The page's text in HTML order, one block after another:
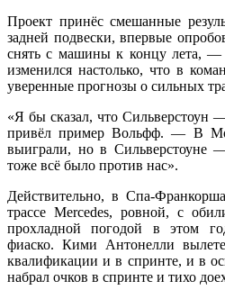
Проект принёс смешанные
задней подвески, впервые
снять с машины к концу лета, —
изменился настолько, что в
уверенные прогнозы о сильных
«Я бы сказал, что Сильверстоун
привёл пример Вольфф. — В
выиграли, но в Сильверстоуне
тоже всё было против нас».
Действительно, в Спа-
трассе Mercedes, ровной, с
прохладной погодой в этом
фиаско. Кими Антонелли
квалификации и в спринте, и в
набрал очков в спринте и тихо